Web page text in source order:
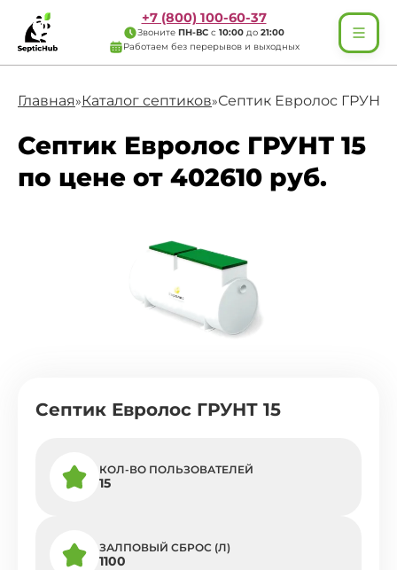
+7 (800) 100-60-37
Звоните ПН-ВС с 10:00 до 21:00
Работаем без перерывов и выходных
Главная»Каталог септиков»Септик Евролос ГРУНТ
Септик Евролос ГРУНТ 15
по цене от 402610 руб.
Септик Евролос ГРУНТ 15
КОЛ-ВО ПОЛЬЗОВАТЕЛЕЙ
15
ЗАЛПОВЫЙ СБРОС (Л)
1100